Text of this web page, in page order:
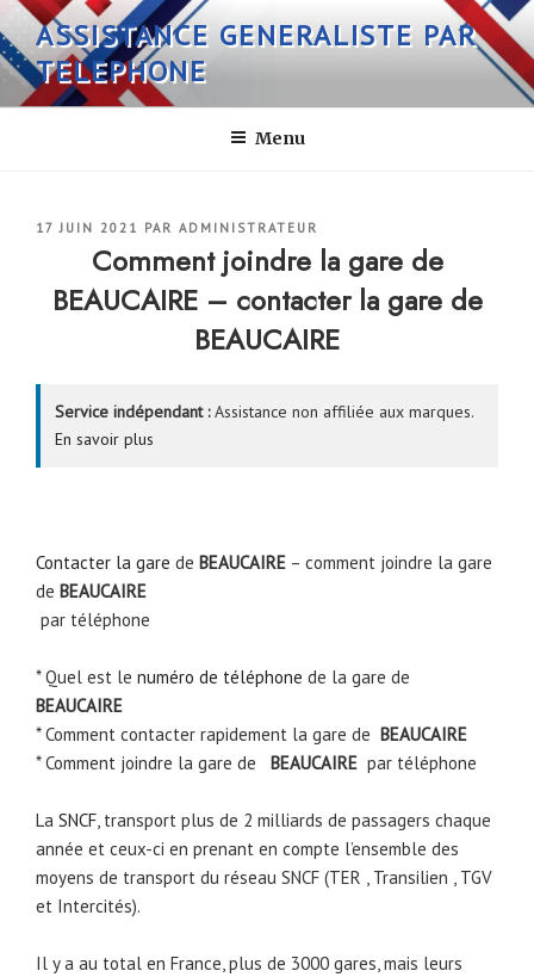
Aller
au
contenu
principal
ASSISTANCE GENERALISTE PAR
TELEPHONE
Menu
PUBLIÉ
17 JUIN 2021 PAR ADMINISTRATEUR
Comment joindre la gare de
BEAUCAIRE – contacter la gare de
BEAUCAIRE
Service indépendant :Assistance non affiliée aux marques.
En savoir plus
Contacter la gare de BEAUCAIRE – comment joindre la gare
de BEAUCAIRE
par téléphone
* Quel est le numéro de téléphone de la gare de
BEAUCAIRE
* Comment contacter rapidement la gare de BEAUCAIRE
* Comment joindre la gare de
BEAUCAIRE par téléphone
La SNCF, transport plus de 2 milliards de passagers chaque
année et ceux-ci en prenant en compte l’ensemble des
moyens de transport du réseau SNCF (TER , Transilien , TGV
et Intercités).
Il y a au total en France, plus de 3000 gares, mais leurs